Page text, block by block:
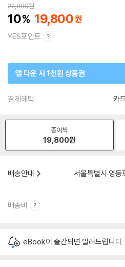
22,000원
10 19,800
YES포인트
앱 다운 시 1천원 상품권
결제혜택 카
종이책
19,800원
배송안내
서울특별시 영등
배송비
eBook이 출간되면 알려드립니다.